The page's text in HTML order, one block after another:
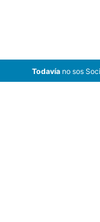
Todavíano sos